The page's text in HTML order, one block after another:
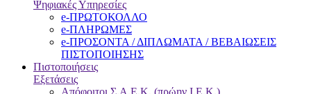
Ψηφιακές Υπηρεσίες
e-ΠΡΩΤΟΚΟΛΛΟ
e-ΠΛΗΡΩΜΕΣ
e-ΠΡΟΣΟΝΤΑ / ΔΙΠΛΩΜΑΤΑ / ΒΕΒΑΙΩΣΕΙΣ
ΠΙΣΤΟΠΟΙΗΣΗΣ
Πιστοποιήσεις
Εξετάσεις
Απόφοιτοι Σ.Α.Ε.Κ. (πρώην Ι.Ε.Κ.)